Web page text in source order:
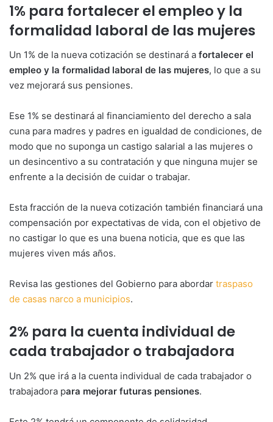
1% para fortalecer el empleo y la
formalidad laboral de las mujeres
Un 1% de la nueva cotización se destinará a fortalecer el
empleo y la formalidad laboral de las mujeres, lo que a su
vez mejorará sus pensiones.
Ese 1% se destinará al financiamiento del derecho a sala
cuna para madres y padres en igualdad de condiciones, de
modo que no suponga un castigo salarial a las mujeres o
un desincentivo a su contratación y que ninguna mujer se
enfrente a la decisión de cuidar o trabajar.
Esta fracción de la nueva cotización también financiará una
compensación por expectativas de vida, con el objetivo de
no castigar lo que es una buena noticia, que es que las
mujeres viven más años.
Revisa las gestiones del Gobierno para abordar traspaso
de casas narco a municipios.
2% para la cuenta individual de
cada trabajador o trabajadora
Un 2% que irá a la cuenta individual de cada trabajador o
trabajadora para mejorar futuras pensiones.